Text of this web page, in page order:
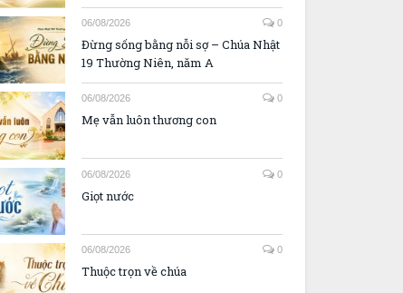
06/08/2026 0
Đừng sống bằng nỗi sợ – Chúa Nhật
19 Thường Niên, năm A
06/08/2026 0
Mẹ vẫn luôn thương con
06/08/2026 0
Giọt nước
06/08/2026 0
Thuộc trọn về chúa